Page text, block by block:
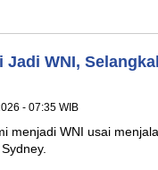
Jadi WNI,
- 07:35 WIB
menjadi WNI usai